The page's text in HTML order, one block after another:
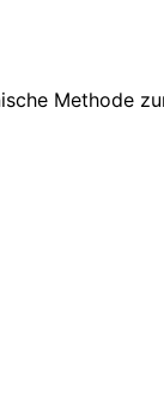
Methode